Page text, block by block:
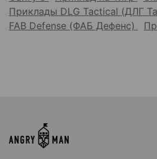
Приклады DLG Tactical (ДЛГ
FAB Defense (ФАБ Дефенс)